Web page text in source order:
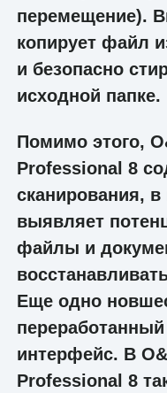
перемещение).
копирует файл
и безопасно
исходной папке.
Помимо этого,
Professional 8
сканирования, в
выявляет
файлы и
Еще одно
интерфейс. В
Professional 8